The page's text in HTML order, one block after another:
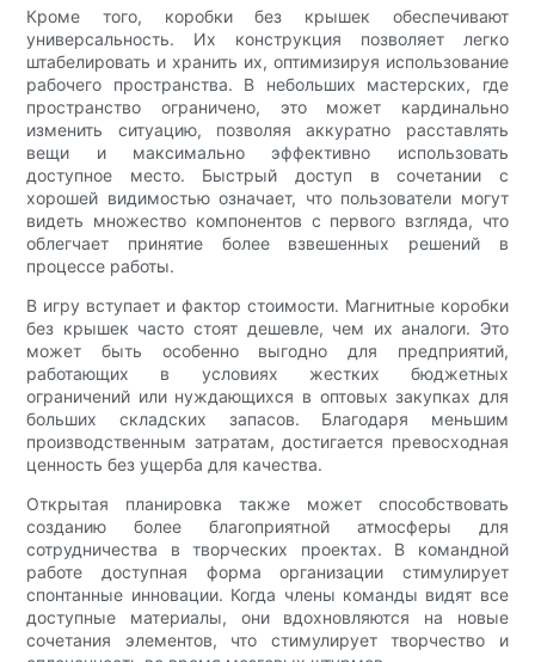
Кроме того, коробки без крышек обеспечивают
универсальность. Их конструкция позволяет легко
штабелировать и хранить их, оптимизируя использование
рабочего пространства. В небольших мастерских, где
пространство ограничено, это может кардинально
изменить ситуацию, позволяя аккуратно расставлять
вещи и максимально эффективно использовать
доступное место. Быстрый доступ в сочетании с
хорошей видимостью означает, что пользователи могут
видеть множество компонентов с первого взгляда, что
облегчает принятие более взвешенных решений в
процессе работы.
В игру вступает и фактор стоимости. Магнитные коробки
без крышек часто стоят дешевле, чем их аналоги. Это
может быть особенно выгодно для предприятий,
работающих в условиях жестких бюджетных
ограничений или нуждающихся в оптовых закупках для
больших складских запасов. Благодаря меньшим
производственным затратам, достигается превосходная
ценность без ущерба для качества.
Открытая планировка также может способствовать
созданию более благоприятной атмосферы для
сотрудничества в творческих проектах. В командной
работе доступная форма организации стимулирует
спонтанные инновации. Когда члены команды видят все
доступные материалы, они вдохновляются на новые
сочетания элементов, что стимулирует творчество и